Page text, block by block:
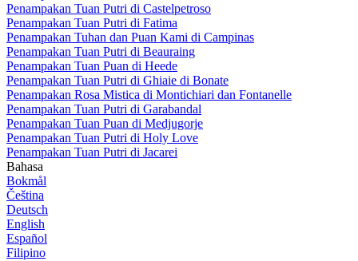
Penampakan Tuan Putri di Castelpetroso
Penampakan Tuan Putri di Fatima
Penampakan Tuhan dan Puan Kami di Campinas
Penampakan Tuan Putri di Beauraing
Penampakan Tuan Puan di Heede
Penampakan Tuan Putri di Ghiaie di Bonate
Penampakan Rosa Mistica di Montichiari dan Fontanelle
Penampakan Tuan Putri di Garabandal
Penampakan Tuan Puan di Medjugorje
Penampakan Tuan Putri di Holy Love
Penampakan Tuan Putri di Jacarei
Bahasa
Bokmål
Čeština
Deutsch
English
Español
Filipino